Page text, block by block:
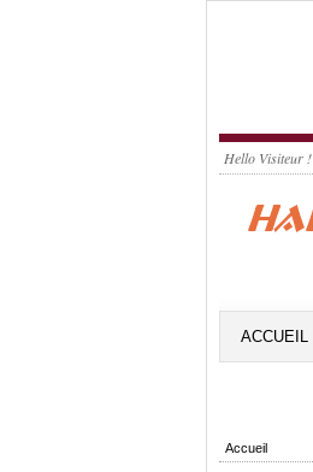
Hello Visiteur !
ACCUEIL
Accueil